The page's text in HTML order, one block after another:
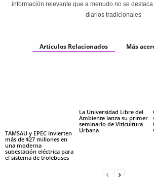
información relevante que a menudo no se
diarios tradicionales
Articulos Relacionados Más
TAMSAU y EPEC invierten
más de $27 millones en
una moderna
subestación eléctrica para
el sistema de trolebuses
La Universidad Libre del
Ambiente lanza su primer
seminario de Viticultura
Urbana